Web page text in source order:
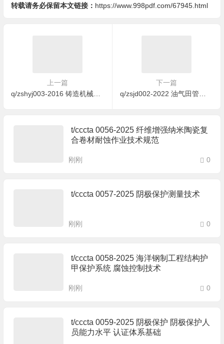
转载请务必保留本文链接： https://www.998pdf.com/67945.html
上一篇
q/zshyj003-2016 铸造机械自动化装备
下一篇
t/cccta 0056-2025 纤维增强纳米陶瓷复
合卷材耐蚀作业技术规范
刚刚 0
t/cccta 0057-2025 阴极保护测量技术
刚刚 0
t/cccta 0058-2025 海洋钢制工程结构护
甲保护系统 腐蚀控制技术
刚刚 0
t/cccta 0059-2025 阴极保护 阴极保护人
员能力水平 认证体系基础